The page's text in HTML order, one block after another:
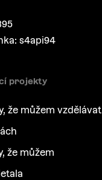
s4api94
projekty
že můžem vzdělávat
že můžem